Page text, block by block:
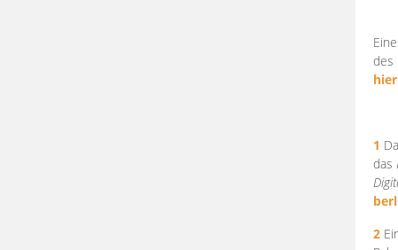
des
hier
1
das
2